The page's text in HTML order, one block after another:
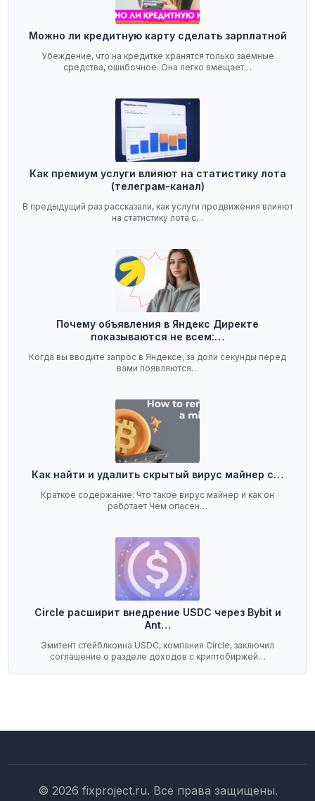
Можно ли кредитную карту сделать зарплатной
Убеждение, что на кредитке хранятся только заемные
средства, ошибочное. Она легко вмещает…
Как премиум услуги влияют на статистику лота
(телеграм-канал)
В предыдущий раз рассказали, как услуги продвижения влияют
на статистику лота с…
Почему объявления в Яндекс Директе
показываются не всем:…
Когда вы вводите запрос в Яндексе, за доли секунды перед
вами появляются…
Как найти и удалить скрытый вирус майнер с…
Краткое содержание: Что такое вирус майнер и как он
работает Чем опасен…
Circle расширит внедрение USDC через Bybit и
Ant…
Эмитент стейблкоина USDC, компания Circle, заключил
соглашение о разделе доходов с криптобиржей…
© 2026 fixproject.ru. Все права защищены.